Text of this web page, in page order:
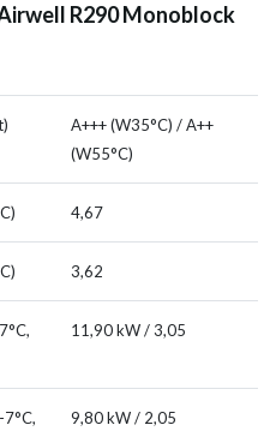
R290 Monoblock
A+++ (W35°C) / A++
(W55°C)
4,67
3,62
11,90 kW / 3,05
9,80 kW / 2,05